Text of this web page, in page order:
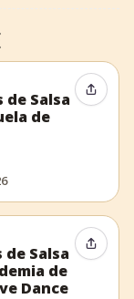
de Salsa
de
de Salsa
de
Dance